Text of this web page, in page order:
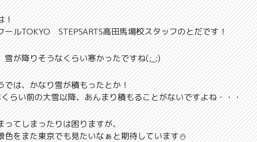
！
ールTOKYO STEPSARTS高田馬場校スタッフのとだです！
雪が降りそうなくらい寒かったですね(;_:)
では、かなり雪が積もったとか！
らい前の大雪以降、あんまり積もることがないですよね・・・
ってしまったりは困りますが、
色をまた東京でも見たいなぁと期待しています⛄